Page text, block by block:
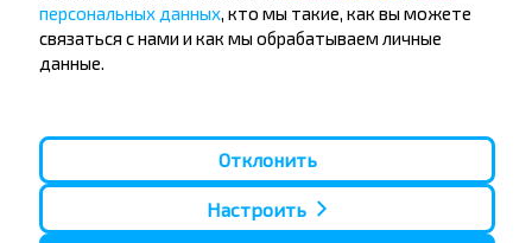
Чаусы
Вильнюс
Купить
Минск
персональных данных, кто мы такие, как вы можете
связаться с нами и как мы обрабатываем личные
данные.
Отклонить
Настроить